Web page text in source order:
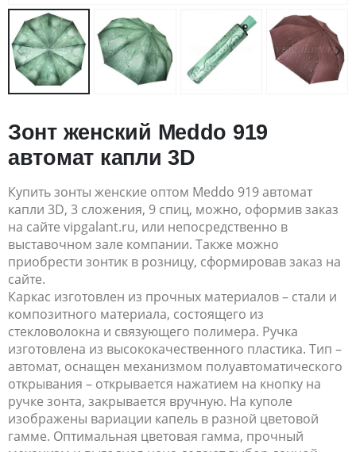
Зонт женский Meddo 919
автомат капли 3D
Купить зонты женские оптом Meddo 919 автомат
капли 3D, 3 сложения, 9 спиц, можно, оформив заказ
на сайте vipgalant.ru, или непосредственно в
выставочном зале компании. Также можно
приобрести зонтик в розницу, сформировав заказ на
сайте.
Каркас изготовлен из прочных материалов – стали и
композитного материала, состоящего из
стекловолокна и связующего полимера. Ручка
изготовлена из высококачественного пластика. Тип –
автомат, оснащен механизмом полуавтоматического
открывания – открывается нажатием на кнопку на
ручке зонта, закрывается вручную. На куполе
изображены вариации капель в разной цветовой
гамме. Оптимальная цветовая гамма, прочный